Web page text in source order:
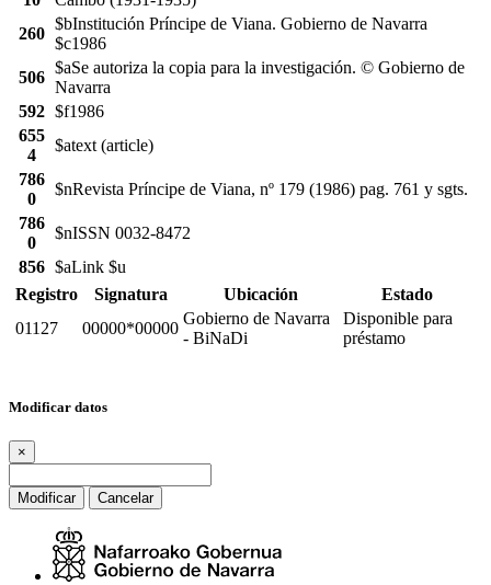
260
$bInstitución Príncipe de Viana. Gobierno de Navarra
$c1986
506
$aSe autoriza la copia para la investigación. © Gobierno de
Navarra
592 $f1986
655
4
$atext (article)
786
0
$nRevista Príncipe de Viana, nº 179 (1986) pag. 761 y sgts.
786
0
$nISSN 0032-8472
856 $aLink $u
Registro
Signatura Ubicación
Estado
01127
00000*00000
Gobierno de Navarra
- BiNaDi
Disponible para
préstamo
Modificar datos
×
Modificar Cancelar